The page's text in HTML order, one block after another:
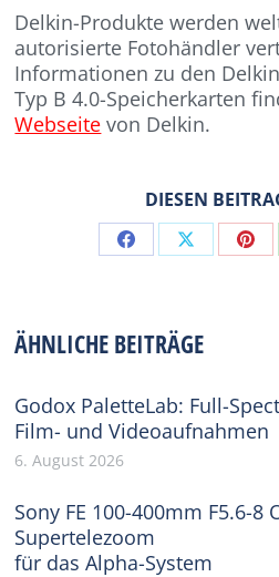
Delkin-Produkte werden
autorisierte Fotohändler
Informationen zu den
Typ B 4.0-Speicherkarten
Webseite von Delkin.
DIESEN
Share Share
ÄHNLICHE BEITRÄGE
Godox PaletteLab: Full-
Film- und Videoaufnahmen
6. August 2026
Sony FE 100-400mm F5.6-8
Supertelezoom
für das Alpha-System